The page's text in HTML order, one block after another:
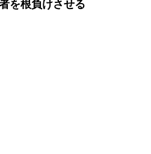
を根負けさせる